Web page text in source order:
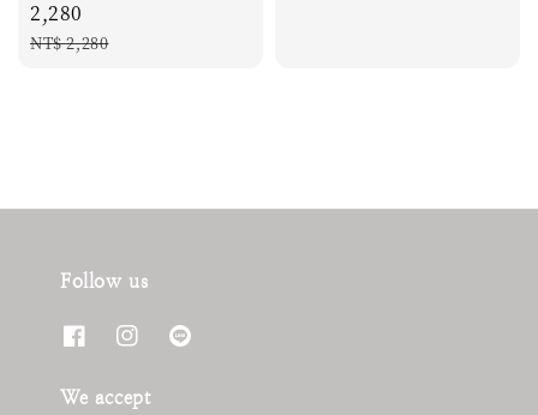
price
2,280
Regular
NT$ 2,280
Follow us
We accept